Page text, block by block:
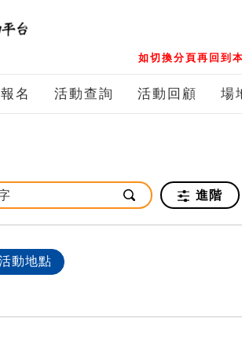
如切換分頁再回到
名 活動查詢 活動回顧 場
進階
動地點